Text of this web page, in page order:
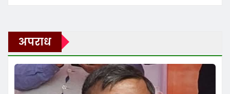
अपराध